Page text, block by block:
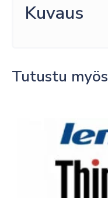
Kuvaus
Tutustu myös